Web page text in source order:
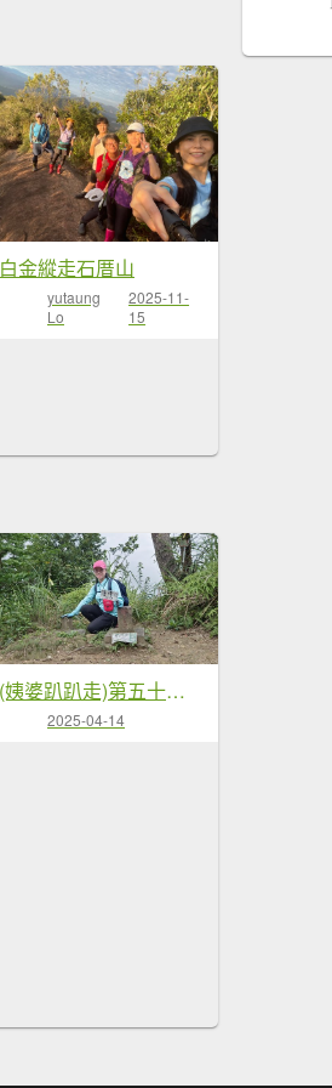
白金縱走石厝山
yutaung
Lo
2025-11-
15
(姨婆趴趴走)第五十二集:新北新店攀登和美山及灣潭山
2025-04-14